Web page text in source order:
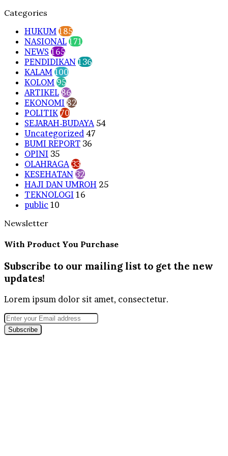
Categories
HUKUM 185
NASIONAL 171
NEWS 165
PENDIDIKAN 136
KALAM 100
KOLOM 95
ARTIKEL 86
EKONOMI 82
POLITIK 70
SEJARAH-BUDAYA 54
Uncategorized 47
BUMI REPORT 36
OPINI 35
OLAHRAGA 33
KESEHATAN 32
HAJI DAN UMROH 25
TEKNOLOGI 16
public 10
Newsletter
With Product You Purchase
Subscribe to our mailing list to get the new
updates!
Lorem ipsum dolor sit amet, consectetur.
Enter
your
Email